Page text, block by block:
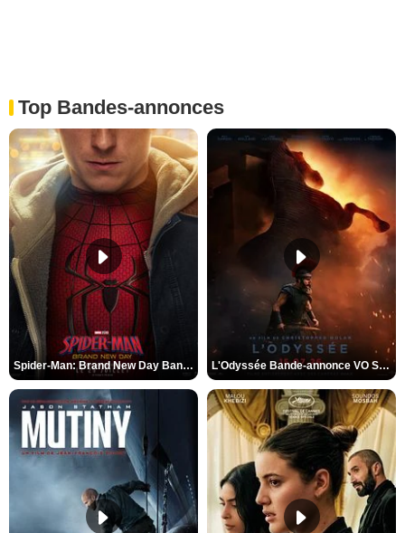
Top Bandes-annonces
Spider-Man: Brand New Day Bande-annonce VO STFR L'Odyssée Bande-annonce VO STFR